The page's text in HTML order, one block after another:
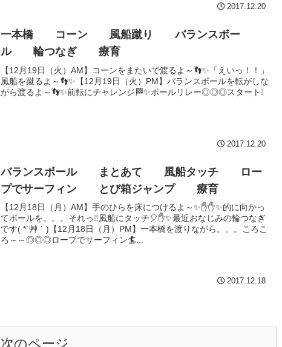
2017.12.20
一本橋 コーン 風船蹴り バランスボー
ル 輪つなぎ 療育
【12月19日（火）AM】コーンをまたいで渡るよ～👣✨「えいっ！！」
風船を蹴るよ～👣✨【12月19日（火）PM】バランスボールを転がしな
がら渡るよ～👣✨前転にチャレンジ🏁✨ボールリレー◎◎◎スタート❕
2017.12.20
バランスボール まとあて 風船タッチ ロー
プでサーフィン とび箱ジャンプ 療育
【12月18日（月）AM】手のひらを床につけるよ～✨✋✋✨的に向かっ
てボールを。。。それっ❕❕風船にタッチ🎈✋✨最近おなじみの輪つなぎ
です( *´艸｀)【12月18日（月）PM】一本橋を渡りながら。。。ころこ
ろ～～◎◎◎ロープでサーフィン🏄...
2017.12.18
次のページ